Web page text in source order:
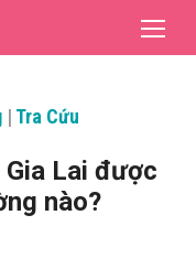
| Tra Cứu
Lai được
nào?